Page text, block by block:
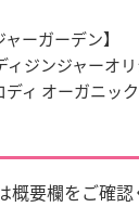
ーガーデン】
ジンジャーオ
ィ オーガニッ
概要欄をご確認